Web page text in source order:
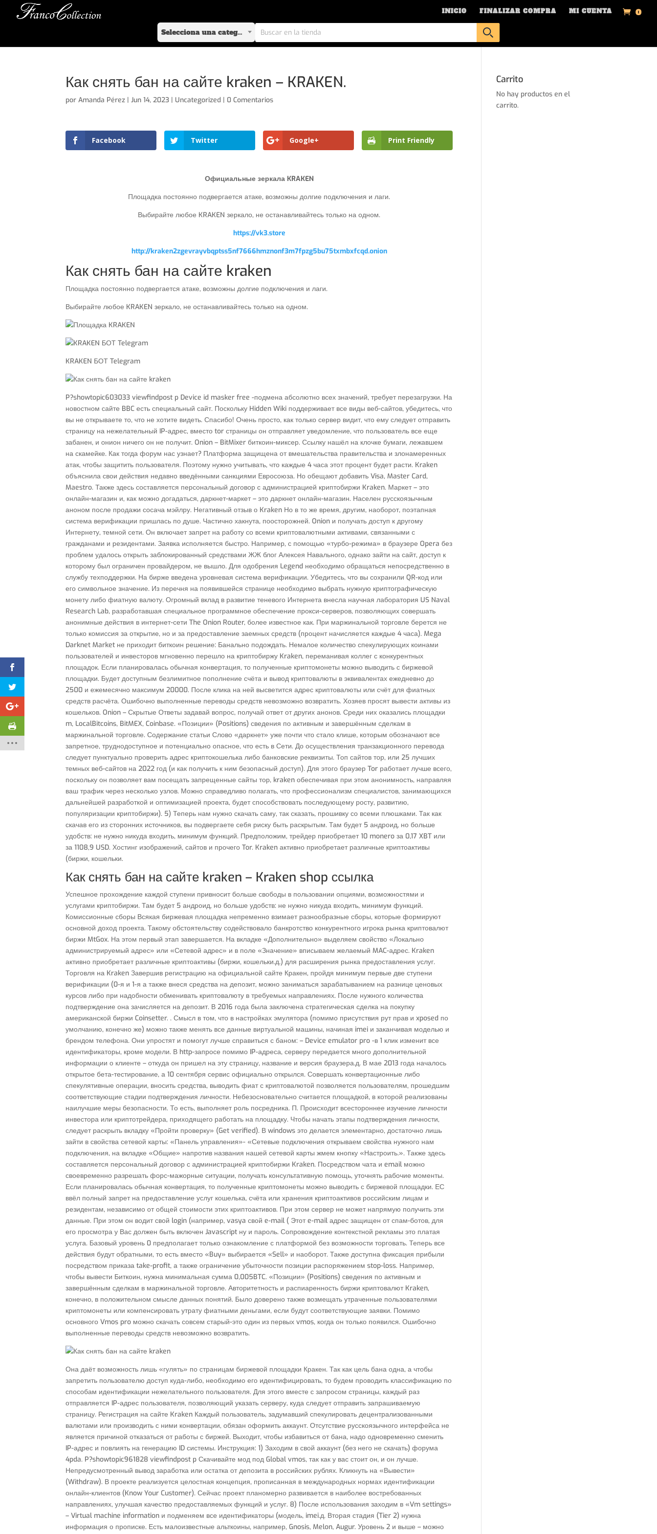
INICIO FINALIZAR COMPRA MI CUENTA 0
Selecciona una categoría
Как снять бан на сайте kraken – KRAKEN.
porAmanda Pérez |Jun 14, 2023 | Uncategorized | 0 Comentarios
Facebook Twitter Google+ Print Friendly
Официальные зеркала KRAKEN
Площадка постоянно подвергается атаке, возможны долгие подключения и лаги.
Выбирайте любое KRAKEN зеркало, не останавливайтесь только на одном.
https://vk3.store
http://kraken2zgevrayvbqptss5nf7666hmznonf3m7fpzg5bu75txmbxfcqd.onion
Как снять бан на сайте kraken
Площадка постоянно подвергается атаке, возможны долгие подключения и лаги.
Выбирайте любое KRAKEN зеркало, не останавливайтесь только на одном.
KRAKEN БОТ Telegram
P?showtopic603033 viewfindpost p Device id masker free -подмена абсолютно всех значений, требует перезагрузки. На
новостном сайте BBC есть специальный сайт. Поскольку Hidden Wiki поддерживает все виды веб-сайтов, убедитесь, что
вы не открываете то, что не хотите видеть. Спасибо! Очень просто, как только сервер видит, что ему следует отправить
страницу на нежелательный IP-адрес, вместо tor страницы он отправляет уведомление, что пользователь все еще
забанен, и онион ничего он не получит. Onion – BitMixer биткоин-миксер. Ссылку нашёл на клочке бумаги, лежавшем
на скамейке. Как тогда форум нас узнает? Платформа защищена от вмешательства правительства и злонамеренных
атак, чтобы защитить пользователя. Поэтому нужно учитывать, что каждые 4 часа этот процент будет расти. Kraken
объяснила свои действия недавно введёнными санкциями Евросоюза. Но обещают добавить Visa, Master Card,
Maestro. Также здесь составляется персональный договор с администрацией криптобиржи Kraken. Маркет – это
онлайн-магазин и, как можно догадаться, даркнет-маркет – это даркнет онлайн-магазин. Населен русскоязычным
аноном после продажи сосача мэйлру. Негативный отзыв о Kraken Но в то же время, другим, наоборот, поэтапная
система верификации пришлась по душе. Частично хакнута, поосторожней. Onion и получать доступ к другому
Интернету, темной сети. Он включает запрет на работу со всеми криптовалютными активами, связанными с
гражданами и резидентами. Заявка исполняется быстро. Например, с помощью «турбо-режима» в браузере Opera без
проблем удалось открыть заблокированный средствами ЖЖ блог Алексея Навального, однако зайти на сайт, доступ к
которому был ограничен провайдером, не вышло. Для одобрения Legend необходимо обращаться непосредственно в
службу техподдержки. На бирже введена уровневая система верификации. Убедитесь, что вы сохранили QR-код или
его символьное значение. Из перечня на появившейся странице необходимо выбрать нужную криптографическую
монету либо фиатную валюту. Огромный вклад в развитие теневого Интернета внесла научная лаборатория US Naval
Research Lab, разработавшая специальное программное обеспечение прокси-серверов, позволяющих совершать
анонимные действия в интернет-сети The Onion Router, более известное как. При маржинальной торговле берется не
только комиссия за открытие, но и за предоставление заемных средств (процент начисляется каждые 4 часа). Mega
Darknet Market не приходит биткоин решение: Банально подождать. Немалое количество спекулирующих коинами
пользователей и инвесторов мгновенно перешло на криптобиржу Kraken, переманивая коллег с конкурентных
площадок. Если планировалась обычная конвертация, то полученные криптомонеты можно выводить с биржевой
площадки. Будет доступным безлимитное пополнение счёта и вывод криптовалюты в эквивалентах ежедневно до
2500 и ежемесячно максимум 20000. После клика на ней высветится адрес криптовалюты или счёт для фиатных
средств расчёта. Ошибочно выполненные переводы средств невозможно возвратить. Хозяев просят вывести активы из
кошельков. Onion – Скрытые Ответы задавай вопрос, получай ответ от других анонов. Среди них оказались площадки
m, LocalBitcoins, BitMEX, Coinbase. «Позиции» (Positions) сведения по активным и завершённым сделкам в
маржинальной торговле. Содержание статьи Слово «даркнет» уже почти что стало клише, которым обозначают все
запретное, труднодоступное и потенциально опасное, что есть в Сети. До осуществления транзакционного перевода
следует пунктуально проверить адрес криптокошелька либо банковские реквизиты. Топ сайтов тор, или 25 лучших
темных веб-сайтов на 2022 год (и как получить к ним безопасный доступ). Для этого браузер Tor работает лучше всего,
поскольку он позволяет вам посещать запрещенные сайты тор, kraken обеспечивая при этом анонимность, направляя
ваш трафик через несколько узлов. Можно справедливо полагать, что профессионализм специалистов, занимающихся
дальнейшей разработкой и оптимизацией проекта, будет способствовать последующему росту, развитию,
популяризации криптобиржи). 5) Теперь нам нужно скачать саму, так сказать, прошивку со всеми плюшками. Так как
скачав его из сторонних источников, вы подвергаете себя риску быть раскрытым. Там будет 5 андроид, но больше
удобств: не нужно никуда входить, минимум функций. Предположим, трейдер приобретает 10 monero за 0,17 XBT или
за 1108,9 USD. Хостинг изображений, сайтов и прочего Tor. Kraken активно приобретает различные криптоактивы
(биржи, кошельки.
Как снять бан на сайте kraken – Kraken shop ссылка
Успешное прохождение каждой ступени привносит больше свободы в пользовании опциями, возможностями и
услугами криптобиржи. Там будет 5 андроид, но больше удобств: не нужно никуда входить, минимум функций.
Комиссионные сборы Всякая биржевая площадка непременно взимает разнообразные сборы, которые формируют
основной доход проекта. Такому обстоятельству содействовало банкротство конкурентного игрока рынка криптовалют
биржи MtGox. На этом первый этап завершается. На вкладке «Дополнительно» выделяем свойство «Локально
администрируемый адрес» или «Сетевой адрес» и в поле «Значение» вписываем желаемый MAC-адрес. Kraken
активно приобретает различные криптоактивы (биржи, кошельки.д.) для расширения рынка предоставления услуг.
Торговля на Kraken Завершив регистрацию на официальной сайте Кракен, пройдя минимум первые две ступени
верификации (0-я и 1-я а также внеся средства на депозит, можно заниматься зарабатыванием на разнице ценовых
курсов либо при надобности обменивать криптовалюту в требуемых направлениях. После нужного количества
подтверждение она зачисляется на депозит. В 2016 года была заключена стратегическая сделка на покупку
американской биржи Coinsetter. . Смысл в том, что в настройках эмулятора (помимо присутствия рут прав и xposed по
умолчанию, конечно же) можно также менять все данные виртуальной машины, начиная imei и заканчивая моделью и
брендом телефона. Они упростят и помогут лучше справиться с баном: – Device emulator pro -в 1 клик изменит все
идентификаторы, кроме модели. В http-запросе помимо IP-адреса, серверу передается много дополнительной
информации о клиенте – откуда он пришел на эту страницу, название и версия браузера.д. В мае 2013 года началось
открытое бета-тестирование, а 10 сентября сервис официально открылся. Совершать конвертационные либо
спекулятивные операции, вносить средства, выводить фиат с криптовалютой позволяется пользователям, прошедшим
соответствующие стадии подтверждения личности. Небезосновательно считается площадкой, в которой реализованы
наилучшие меры безопасности. То есть, выполняет роль посредника. П. Происходит всестороннее изучение личности
инвестора или криптотрейдера, приходящего работать на площадку. Чтобы начать этапы подтверждения личности,
следует раскрыть вкладку «Пройти проверку» (Get verified). В windows это делается элементарно, достаточно лишь
зайти в свойства сетевой карты: «Панель управления»- «Сетевые подключения открываем свойства нужного нам
подключения, на вкладке «Общие» напротив названия нашей сетевой карты жмем кнопку «Настроить.». Также здесь
составляется персональный договор с администрацией криптобиржи Kraken. Посредством чата и email можно
своевременно разрешать форс-мажорные ситуации, получать консультативную помощь, уточнять рабочие моменты.
Если планировалась обычная конвертация, то полученные криптомонеты можно выводить с биржевой площадки. ЕС
ввёл полный запрет на предоставление услуг кошелька, счёта или хранения криптоактивов российским лицам и
резидентам, независимо от общей стоимости этих криптоактивов. При этом сервер не может напрямую получить эти
данные. При этом он водит свой login (например, vasya свой e-mail ( Этот e-mail адрес защищен от спам-ботов, для
его просмотра у Вас должен быть включен Javascript ну и пароль. Сопровождение контекстной рекламы это платая
услуга. Базовый уровень 0 предполагает только ознакомление с платформой без возможности торговать. Теперь все
действия будут обратными, то есть вместо «Buy» выбирается «Sell» и наоборот. Также доступна фиксация прибыли
посредством приказа take-profit, а также ограничение убыточности позиции распоряжением stop-loss. Например,
чтобы вывести Биткоин, нужна минимальная сумма 0,005BTC. «Позиции» (Positions) сведения по активным и
завершённым сделкам в маржинальной торговле. Авторитетность и распиаренность биржи криптовалют Kraken,
конечно, в положительном смысле данных понятий. Было доверено также возмещать утраченные пользователями
криптомонеты или компенсировать утрату фиатными деньгами, если будут соответствующие заявки. Помимо
основного Vmos pro можно скачать совсем старый-это один из первых vmos, когда он только появился. Ошибочно
выполненные переводы средств невозможно возвратить.
Она даёт возможность лишь «гулять» по страницам биржевой площадки Кракен. Так как цель бана одна, а чтобы
запретить пользователю доступ куда-либо, необходимо его идентифицировать, то будем проводить классификацию по
способам идентификации нежелательного пользователя. Для этого вместе с запросом страницы, каждый раз
отправляется IP-адрес пользователя, позволяющий указать серверу, куда следует отправить запрашиваемую
страницу. Регистрация на сайте Kraken Каждый пользователь, задумавший спекулировать децентрализованными
валютами или производить с ними конвертации, обязан оформить аккаунт. Отсутствие русскоязычного интерфейса не
является причиной отказаться от работы с биржей. Выходит, чтобы избавиться от бана, надо одновременно сменить
IP-адрес и повлиять на генерацию ID системы. Инструкция: 1) Заходим в свой аккаунт (без него не скачать) форума
4pda. P?showtopic961828 viewfindpost p Скачивайте мод под Global vmos, так как у вас стоит он, и он лучше.
Непредусмотренный вывод заработка или остатка от депозита в российских рублях. Кликнуть на «Вывести»
(Withdraw). В проекте реализуется целостная концепция, прописанная в международных нормах идентификации
онлайн-клиентов (Know Your Customer). Сейчас проект планомерно развивается в наиболее востребованных
направлениях, улучшая качество предоставляемых функций и услуг. 8) После использования заходим в «Vm settings»
– Virtual machine information и подменяем все идентификаторы (модель, imei.д. Вторая стадия (Tier 2) нужна
информация о прописке. Есть малоизвестные альткоины, например, Gnosis, Melon, Augur. Уровень 2 и выше – можно
Carrito
No hay productos en el
carrito.